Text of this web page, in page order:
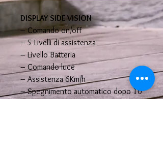
DISPLAY SIDE VISION
– Comando on/off
– 5 Livelli di assistenza
– Livello Batteria
– Comando luce
– Assistenza 6Km/h
– Spegnimento automatico dopo 10